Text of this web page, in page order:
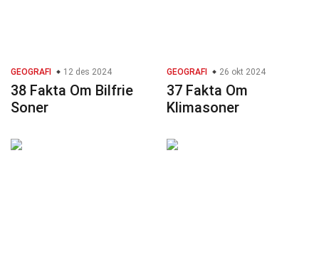
GEOGRAFI 12 des 2024
38 Fakta Om Bilfrie
Soner
GEOGRAFI 26 okt 2024
37 Fakta Om
Klimasoner